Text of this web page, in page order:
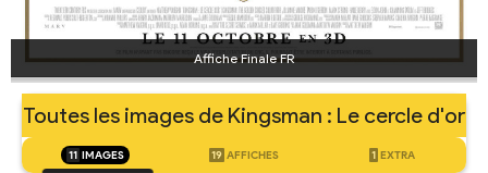
Affiche Finale FR
Toutes les images de Kingsman : Le cercle d'or
11 IMAGES 19 AFFICHES 1 EXTRA